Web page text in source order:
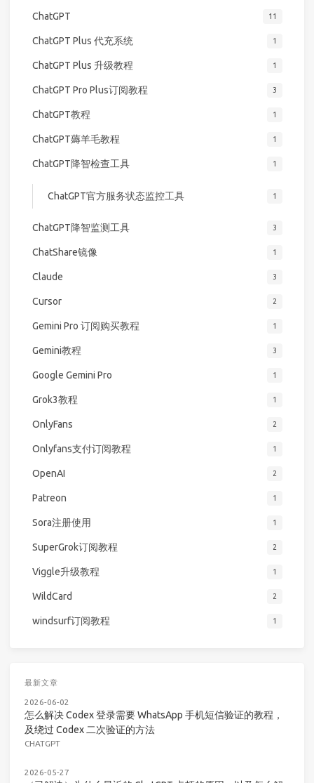
ChatGPT 11
ChatGPT Plus 代充系统 1
ChatGPT Plus 升级教程 1
ChatGPT Pro Plus订阅教程 3
ChatGPT教程 1
ChatGPT薅羊毛教程 1
ChatGPT降智检查工具 1
ChatGPT官方服务状态监控工具 1
ChatGPT降智监测工具 3
ChatShare镜像 1
Claude 3
Cursor 2
Gemini Pro 订阅购买教程 1
Gemini教程 3
Google Gemini Pro 1
Grok3教程 1
OnlyFans 2
Onlyfans支付订阅教程 1
OpenAI 2
Patreon 1
Sora注册使用 1
SuperGrok订阅教程 2
Viggle升级教程 1
WildCard 2
windsurf订阅教程 1
最新文章
2026-06-02
怎么解决 Codex 登录需要 WhatsApp 手机短信验证的教程，
及绕过 Codex 二次验证的方法
CHATGPT
2026-05-27